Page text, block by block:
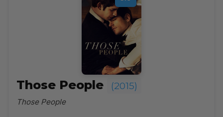
Those People (2015)
Those People